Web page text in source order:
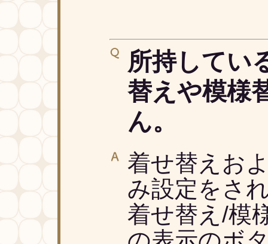
所持してい
替えや模様
ん。
着せ替えお
み設定をさ
着せ替え/模